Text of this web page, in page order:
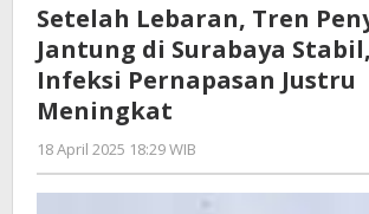
Penyakit
Jantung
di
Infeksi
Setelah Lebaran, Tren
Jantung di Surabaya
Infeksi Pernapasan Justru
Meningkat
18 April 2025 18:29 WIB
Gagah
Saputra